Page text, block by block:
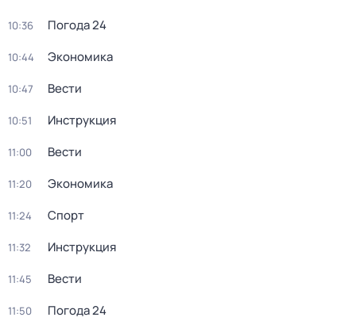
10:36 Погода 24
10:44 Экономика
10:47 Вести
10:51 Инструкция
11:00 Вести
11:20 Экономика
11:24 Спорт
11:32 Инструкция
11:45 Вести
11:50 Погода 24